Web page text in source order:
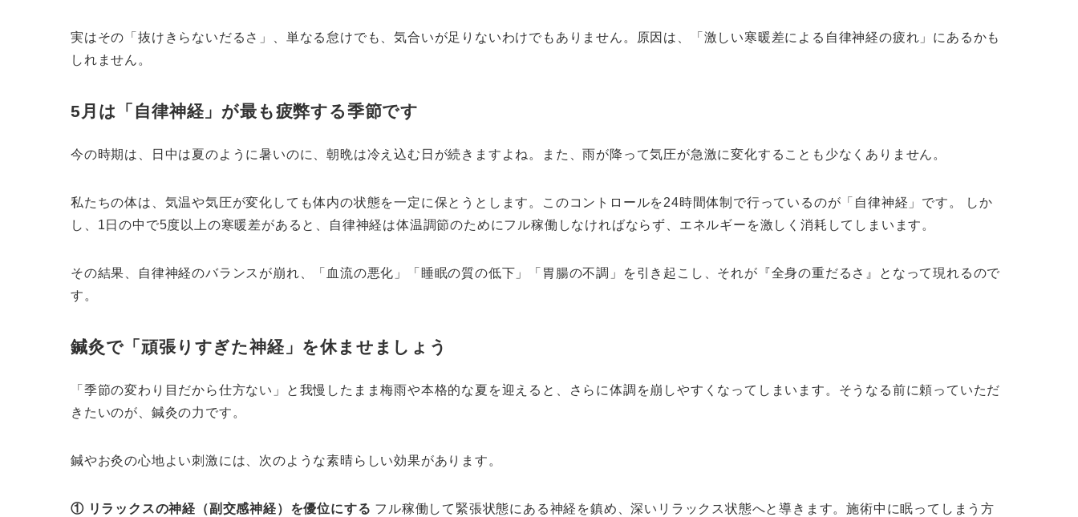
実はその「抜けきらないだるさ」、単なる怠けでも、気合いが足りないわけでもありません。原因は、「激しい寒暖差による自律神経の疲れ」にあるかも
しれません。
5月は「自律神経」が最も疲弊する季節です
今の時期は、日中は夏のように暑いのに、朝晩は冷え込む日が続きますよね。また、雨が降って気圧が急激に変化することも少なくありません。
私たちの体は、気温や気圧が変化しても体内の状態を一定に保とうとします。このコントロールを24時間体制で行っているのが「自律神経」です。 しか
し、1日の中で5度以上の寒暖差があると、自律神経は体温調節のためにフル稼働しなければならず、エネルギーを激しく消耗してしまいます。
その結果、自律神経のバランスが崩れ、「血流の悪化」「睡眠の質の低下」「胃腸の不調」を引き起こし、それが『全身の重だるさ』となって現れるので
す。
鍼灸で「頑張りすぎた神経」を休ませましょう
「季節の変わり目だから仕方ない」と我慢したまま梅雨や本格的な夏を迎えると、さらに体調を崩しやすくなってしまいます。そうなる前に頼っていただ
きたいのが、鍼灸の力です。
鍼やお灸の心地よい刺激には、次のような素晴らしい効果があります。
① リラックスの神経（副交感神経）を優位にする フル稼働して緊張状態にある神経を鎮め、深いリラックス状態へと導きます。施術中に眠ってしまう方